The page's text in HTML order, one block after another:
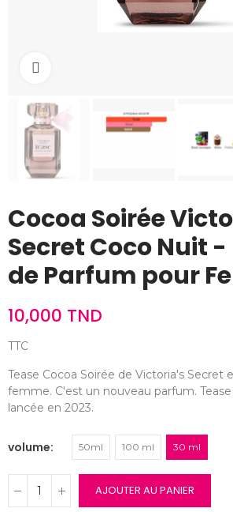
Cocoa Soirée
Secret Coco Nuit
de Parfum pour
10,000 TND
TTC
Tease Cocoa Soirée de Victoria's Secret
femme. C'est un nouveau parfum.
lancée en 2023.
volume 50ml 100 ml 30 ml
AJOUTER AU PANIER